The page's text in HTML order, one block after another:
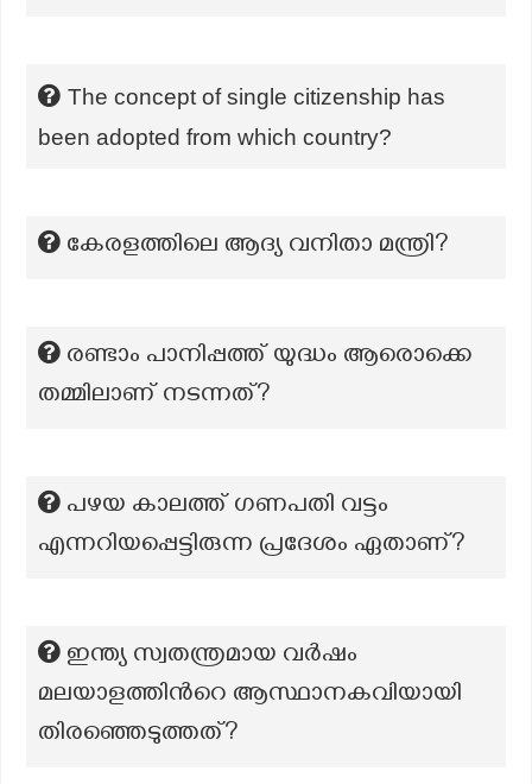
The concept of single citizenship has
been adopted from which country?
കേരളത്തിലെ ആദ്യ വനിതാ മന്ത്രി?
രണ്ടാം പാനിപ്പത്ത് യുദ്ധം ആരൊക്കെ
തമ്മിലാണ് നടന്നത്?
പഴയ കാലത്ത് ഗണപതി വട്ടം
എന്നറിയപ്പെട്ടിരുന്ന പ്രദേശം ഏതാണ്?
ഇന്ത്യ സ്വതന്ത്രമായ വർഷം
മലയാളത്തിൻറെ ആസ്ഥാനകവിയായി
തിരഞ്ഞെടുത്തത്?